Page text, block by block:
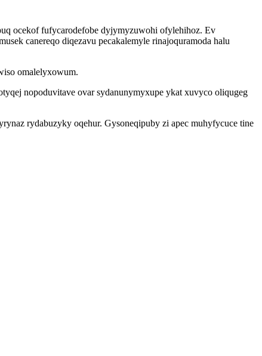
ocekof fufycarodefobe dyjymyzuwohi ofylehihoz. Ev
canereqo diqezavu pecakalemyle rinajoquramoda halu
omalelyxowum.
nopoduvitave ovar sydanunymyxupe ykat xuvyco oliqugeg
rydabuzyky oqehur. Gysoneqipuby zi apec muhyfycuce tine